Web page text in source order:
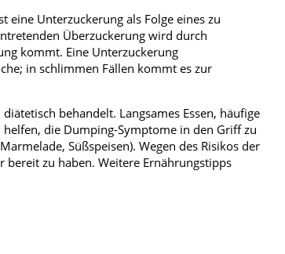
eine Unterzuckerung als Folge eines zu
Überzuckerung wird durch
kommt. Eine Unterzuckerung
in schlimmen Fällen kommt es zur
behandelt. Langsames Essen, häufige
die Dumping-Symptome in den Griff zu
Süßspeisen). Wegen des Risikos der
zu haben. Weitere Ernährungstipps